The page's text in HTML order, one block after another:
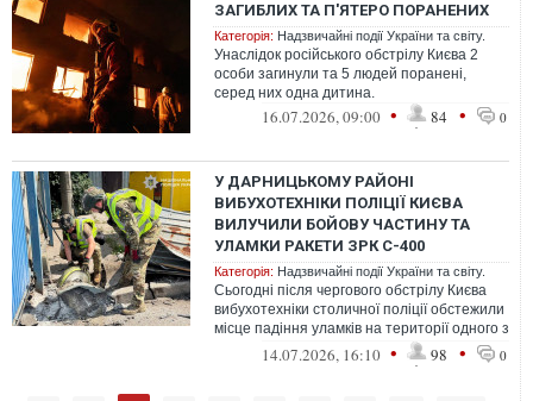
ЗАГИБЛИХ ТА П'ЯТЕРО ПОРАНЕНИХ
Категорія: Надзвичайні події України та світу.
Унаслідок російського обстрілу Києва 2
особи загинули та 5 людей поранені,
серед них одна дитина.
16.07.2026, 09:00 • 84 • 0
У ДАРНИЦЬКОМУ РАЙОНІ
ВИБУХОТЕХНІКИ ПОЛІЦІЇ КИЄВА
ВИЛУЧИЛИ БОЙОВУ ЧАСТИНУ ТА
УЛАМКИ РАКЕТИ ЗРК С-400
Категорія: Надзвичайні події України та світу.
Сьогодні після чергового обстрілу Києва
вибухотехніки столичної поліції обстежили
місце падіння уламків на території одного з
підприємств. Там правоох...
14.07.2026, 16:10 • 98 • 0